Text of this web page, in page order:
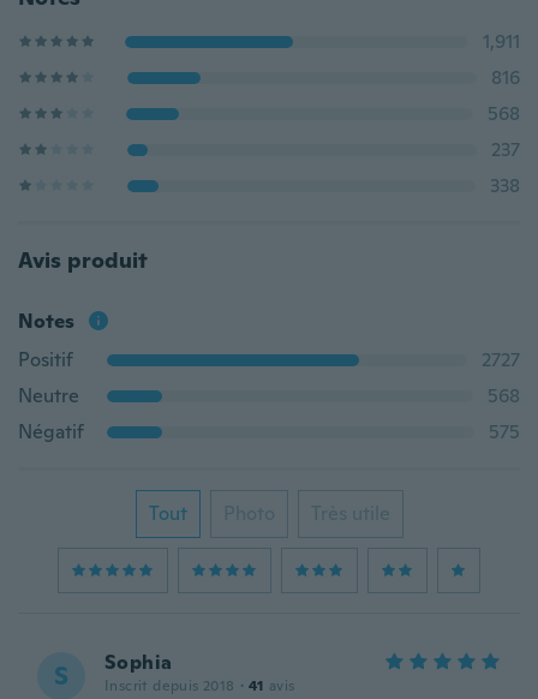
1,911
816
568
237
338
Avis produit
Notes
Positif
2727
Neutre
568
Négatif
575
Tout Photo Très utile
S Sophia
Inscrit depuis 2018 · 41 avis